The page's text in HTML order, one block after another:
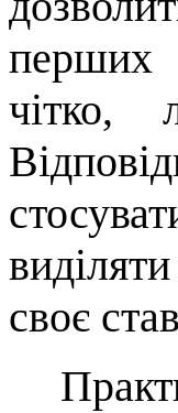
перших
чітко,
своє